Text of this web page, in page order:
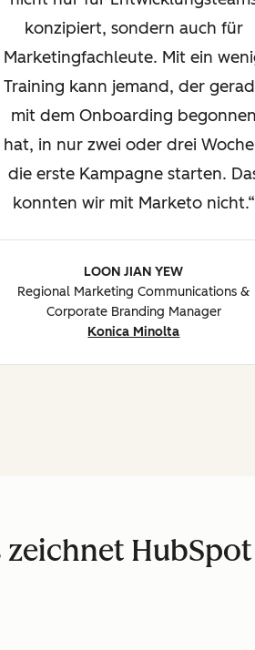
konzipiert, sondern auch für
Marketingfachleute. Mit ein
Training kann jemand, der
mit dem Onboarding begonnen
hat, in nur zwei oder drei
die erste Kampagne starten.
konnten wir mit Marketo nicht.
LOON JIAN YEW
Regional Marketing Communications &
Corporate Branding Manager
Konica Minolta
zeichnet